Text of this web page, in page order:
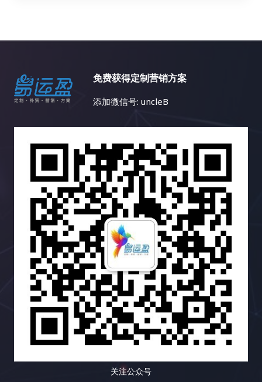
手的反向链接情况，包括链接数量、链接质量、链接
略。Semrush 还可以帮助你识别有毒链接，这些链接
可能会损害你的网站排名，及时清理这些链接至关重
要。了解竞争对手的链接配置文件可以帮助你识别链
简化流程，提高效率 Semrush 的链接建设工具可以
帮助你自动化链接建设流程，例如寻找潜在的链接合
作伙伴、发送外联邮件、跟踪链接建设进度等等。这
个工具可以大大提高你的链接建设效率，节省你的时
间和精力，让你可以专注于更重要的搜索引擎优化工
作。它还可以帮助你管理你的外联活动，并跟踪你的
链接建设成果，让你对链接建设的效果一目了然，并
根据数据进行优化调整。使用 Semrush 的链接建设
工具可以简化链接建设流程，并提高你的效率，让你
事半功倍，更快地获得结果。 四、Buzzsumo：内容
营销利器，打造病毒式传播 Buzzsumo 就像一位社交
媒体专家，可以帮助你找到热门话题、影响力人物以
及病毒式传播的内容，从而提升你的内容营销效果。
它可以帮助你了解哪些内容在你的行业中表现最佳，
并为你提供内容创作灵感，让你在内容营销的战场上
无往不利，打造爆款内容，吸引大量的流量和关注，
并最终提升你的网站排名和品牌知名度。 1. 内容研
实践：精耕细作，成就卓越 除了使用合适的工具外，
你还需要掌握一些小语种搜索引擎优化的最佳实践。
这些实践可以帮助你最大化搜索引擎优化的效果，并
场景 关键词研究工具 关键词挖掘、竞争分析、搜索
量分析 寻找目标关键词，分析关键词竞争程度 网站
分析工具 流量统计、用户行为分析、页面访问量分析
了解网站运营状况，找出问题所在 竞争对手分析工具
竞争对手网站分析、关键词排名分析、反向链接分析
了解竞争对手的策略，制定竞争策略 翻译工具 文本
翻译、网站翻译、文档翻译 克服语言障碍，进行网站
本地化 内容优化工具 语法检查、拼写检查、可读性
分析 提升网站内容质量，优化用户体验 这个表格列
举了一些常用的搜索引擎优化工具类型及其功能和适
用场景。选择合适的工具可以帮助你更高效地进行小
语种搜索引擎优化。不同的工具有不同的优缺点，你
需要根据自己的需求和预算进行选择。 五、开启你的
小语种搜索引擎优化之旅：从今天开始，走向世界 小
语种搜索引擎优化虽然充满挑战，但也充满了机遇。
选择合适的工具，掌握正确的策略，你的网站就能在
全球市场中大放异彩。 六、结语：小语种搜索引擎优
内容多样化策略的实施蓝图：如何打造一个内容丰富
的网站？ 步骤 详细说明 1. 深入洞察目标用户 不仅仅
是了解用户的基本人口统计学信息，更要深入挖掘他
准的用户画像，为内容创作提供方向。可以使用用户
调研、数据分析、用户访谈、竞品分析等方法进行用
户洞察。 2. 精准制定内容策略 基于对目标用户的深
刻理解和网站的整体战略目标，制定一个清晰、具
体、可执行的内容策略，包括内容主题、内容形式、
发布频率、推广渠道、预算分配、团队协作、绩效评
估等。内容策略需要与网站的整体营销策略相一致，
并根据市场变化和用户反馈进行动态调整。 3. 高质量
内容创作 内容为王，优质的内容是吸引用户的基石。
确保内容的原创性、专业性、实用性、趣味性、可读
性、 shareability 和 SEO 友好性，避免内容的同质
化和低质量。可以邀请行业专家、KOL、用户等参与
内容创作，提升内容的权威性和影响力。 4. 多渠道内
容推广 将创作好的内容通过多种渠道进行推广，例如
社交媒体平台、搜索引擎优化、邮件营销、KOL 合
作、付费广告、PR传播、社群运营、线下活动、内容
合作、跨平台推广等，最大化内容的曝光度和影响
析的高级技巧，尤其关注 Google Analytics 等高级应
来的无限可能。通过学习这些技巧，你将能够更深入
地理解用户行为，优化网站内容和结构，提升网站在
搜索引擎中的排名，最终实现业务的持续增长。 一、
什么？他们的年龄、性别、职业、兴趣爱好、消费习
惯等等，这些看似简单的信息构成了用户画像的核心
要素，而这些问题的答案都隐藏在数据这座宝藏之
中。通过 Google Analytics 等高级应用的用户细分功
能，我们可以像剥洋葱一样层层深入，细致入微地洞
察用户行为，构建精准的用户画像，不再盲目摸索，
而是有的放矢地进行内容创作和推广。例如，通过分
析用户来源，我们可以了解哪些渠道带来的用户质量
更高，哪些渠道的转化率更高，从而调整推广策略，
优化预算分配，最大化投资回报率。我们还可以通过
高级应用的用户行为分析功能，例如页面浏览深度、
事件跟踪、用户流程等等，了解用户在网站上的浏览
路径、点击行为、停留时间、转化路径等等，深入挖
掘用户需求和痛点，为内容创作和产品优化提供强有
力的数据支持。此外，我们还可以利用用户 ID 功
能，将不同设备上的用户行为数据关联起来，更全面
地了解用户行为轨迹，描绘出更加完整和立体的用户
免费获得定制营销方案
添加微信号: uncleB
关注公众号